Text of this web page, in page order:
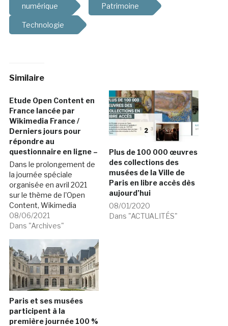
numérique Patrimoine
Technologie
Similaire
Etude Open Content en
France lancée par
Wikimedia France /
Derniers jours pour
répondre au
questionnaire en ligne –
Dans le prolongement de
la journée spéciale
organisée en avril 2021
sur le thème de l'Open
Content, Wikimedia
France a lancé une étude
sur "les pratiques
de contenus des
institutions culturelles en
France", à laquelle le CLIC
France est associé.
L'Agence Phare, agence
d'étude en sciences…
08/06/2021
Dans "Archives"
Plus de 100 000 œuvres
des collections des
musées de la Ville de
Paris en libre accès dès
aujourd’hui
08/01/2020
Dans "ACTUALITÉS"
Paris et ses musées
participent à la
première journée 100 %